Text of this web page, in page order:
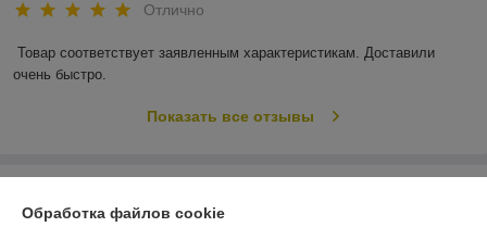
Отлично
Товар соответствует заявленным характеристикам. Доставили
очень быстро.
Показать все отзывы
Обработка файлов cookie